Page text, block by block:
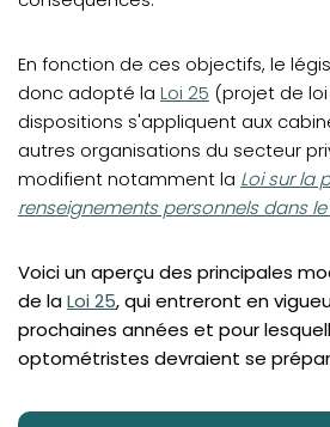
En fonction de ces objectifs, le
donc adopté la (opens in a new
Loi 25 (projet de loi
dispositions s'appliquent aux
autres organisations du secteur
modifient notamment la (opens
Loi sur la
renseignements personnels dans
Voici un aperçu des principales
de la(opens in a new tab)
Loi 25, qui entreront en
prochaines années et pour
optométristes devraient se